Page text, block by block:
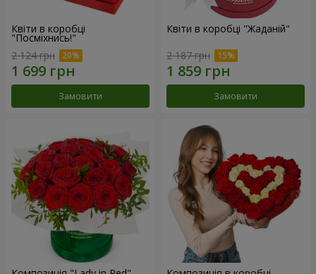
Квіти в коробці
"Посміхнись!"
2 124 грн
Замовити
Квіти в коробці "Жаданій"
2 187 грн
Замовити